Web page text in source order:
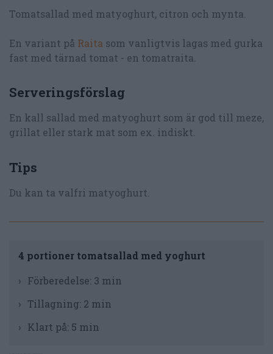
Tomatsallad med matyoghurt, citron och mynta.
En variant på Raita som vanligtvis lagas med gurka
fast med tärnad tomat - en tomatraita.
Serveringsförslag
En kall sallad med matyoghurt som är god till meze,
grillat eller stark mat som ex. indiskt.
Tips
Du kan ta valfri matyoghurt.
4 portioner tomatsallad med yoghurt
Förberedelse: 3 min
Tillagning: 2 min
Klart på: 5 min